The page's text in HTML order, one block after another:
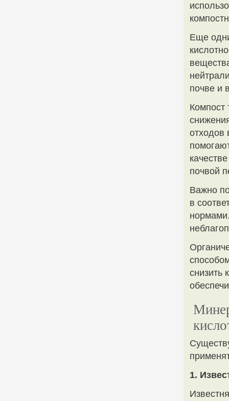
Еще
почве и
Компост
отходов
почвой
Важно
в
снизить
1.